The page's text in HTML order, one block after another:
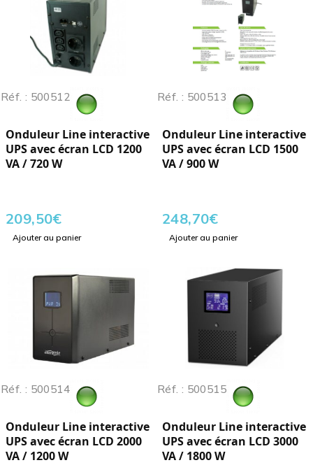
Réf. : 500512
Onduleur Line interactive
UPS avec écran LCD 1200
VA / 720 W
209,50€
Ajouter au panier
Réf. : 500513
Onduleur Line interactive
UPS avec écran LCD 1500
VA / 900 W
248,70€
Ajouter au panier
Réf. : 500514
Onduleur Line interactive
UPS avec écran LCD 2000
VA / 1200 W
Réf. : 500515
Onduleur Line interactive
UPS avec écran LCD 3000
VA / 1800 W